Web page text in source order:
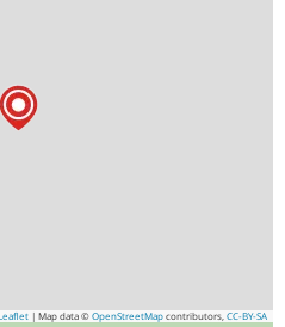
| Map data © OpenStreetMap contributors, CC-BY-SA